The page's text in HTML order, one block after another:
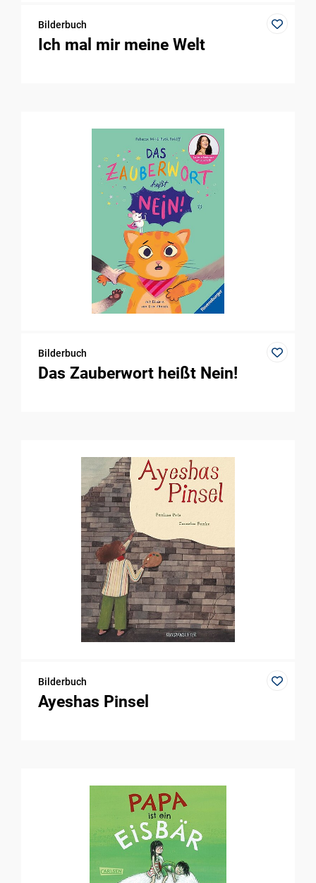
Bilderbuch
Ich mal mir meine Welt
Bilderbuch
Das Zauberwort heißt Nein!
Bilderbuch
Ayeshas Pinsel